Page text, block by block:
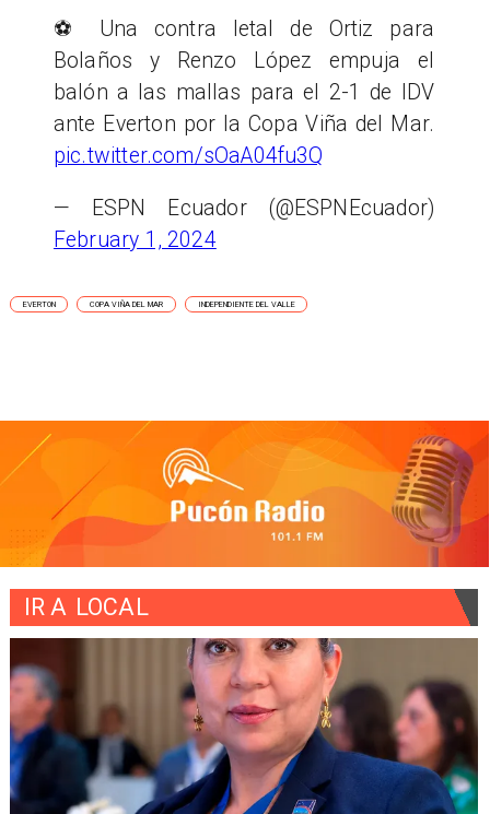
⚽️ Una contra letal de Ortiz para
Bolaños y Renzo López empuja el
balón a las mallas para el 2-1 de IDV
ante Everton por la Copa Viña del Mar.
pic.twitter.com/sOaA04fu3Q
— ESPN Ecuador (@ESPNEcuador)
February 1, 2024
EVERTON COPA VIÑA DEL MAR INDEPENDIENTE DEL VALLE
IR A LOCAL